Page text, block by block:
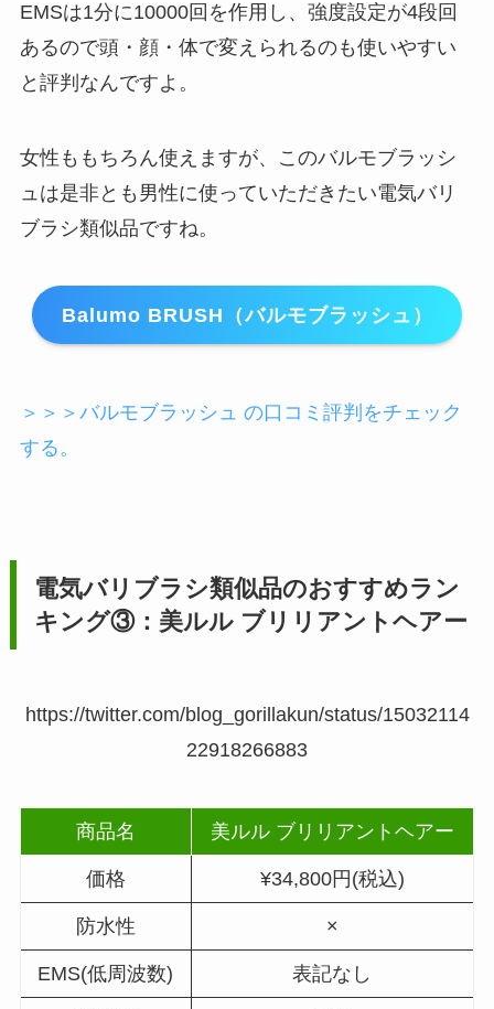
EMSは1分に10000回を作用し、強度設定が4段回
あるので頭・顔・体で変えられるのも使いやすい
と評判なんですよ。
女性ももちろん使えますが、このバルモブラッシ
ュは是非とも男性に使っていただきたい電気バリ
ブラシ類似品ですね。
Balumo BRUSH（バルモブラッシュ）
＞＞＞バルモブラッシュ の口コミ評判をチェック
する。
電気バリブラシ類似品のおすすめラン
キング③：美ルル ブリリアントヘアー
https://twitter.com/blog_gorillakun/status/15032114
22918266883
商品名 美ルル ブリリアントヘアー
価格 ¥34,800円(税込)
防水性 ×
EMS(低周波数) 表記なし